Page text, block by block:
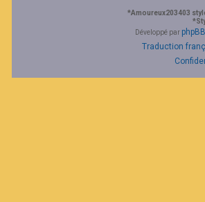
*Amoureux203403
*
Développé par phpBB
Traduction